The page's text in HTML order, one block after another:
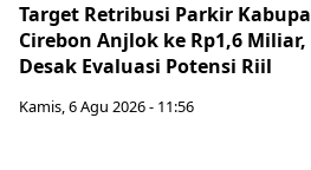
Target Retribusi Parkir
Cirebon Anjlok ke Rp1,6 Miliar,
Desak Evaluasi Potensi Riil
Kamis, 6 Agu 2026 - 11:56